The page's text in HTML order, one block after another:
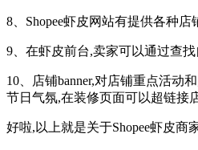
8、Shopee虾皮网站有提供各种
9、在虾皮前台,卖家可以通过查
10、店铺banner,对店铺重点活动
节日气氛,在装修页面可以超链接店
好啦,以上就是关于Shopee虾皮